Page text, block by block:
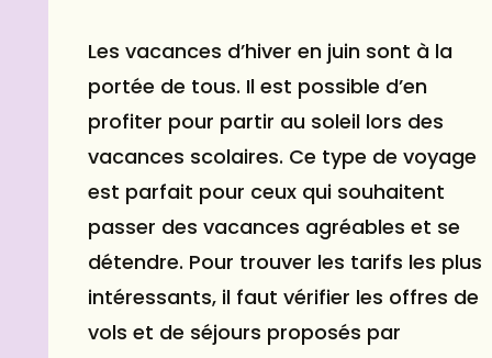
Les vacances d’hiver en juin sont à la
portée de tous. Il est possible d’en
profiter pour partir au soleil lors des
vacances scolaires. Ce type de voyage
est parfait pour ceux qui souhaitent
passer des vacances agréables et se
détendre. Pour trouver les tarifs les plus
intéressants, il faut vérifier les offres de
vols et de séjours proposés par